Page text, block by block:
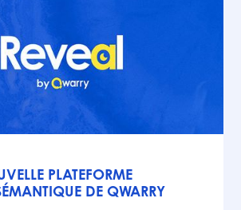
PLATEFORME
DE QWARRY